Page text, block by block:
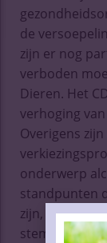
de
zijn er nog
verboden
Dieren. Het
verhoging
Overigens
onderwerp
standpunten
zijn, doe dan
stemwijzer of